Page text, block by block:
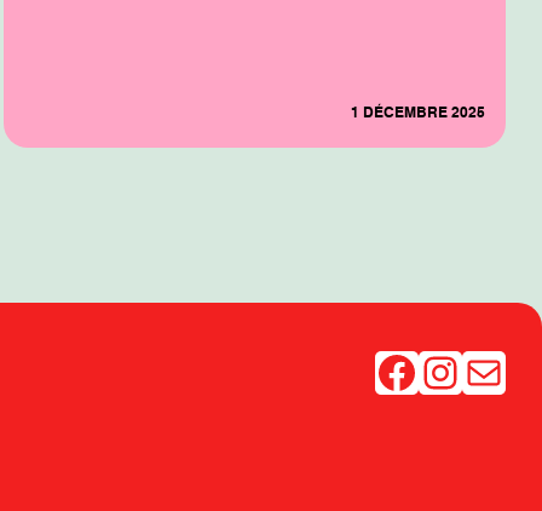
1 DÉCEMBRE 2025
Facebook Instagram